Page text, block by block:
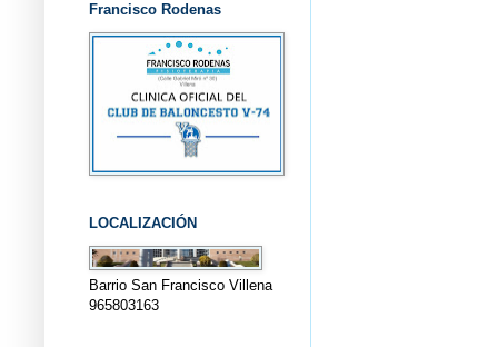
Francisco Rodenas
LOCALIZACIÓN
Barrio San Francisco Villena
965803163